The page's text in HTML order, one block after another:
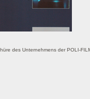
des Unternehmens der POLI-